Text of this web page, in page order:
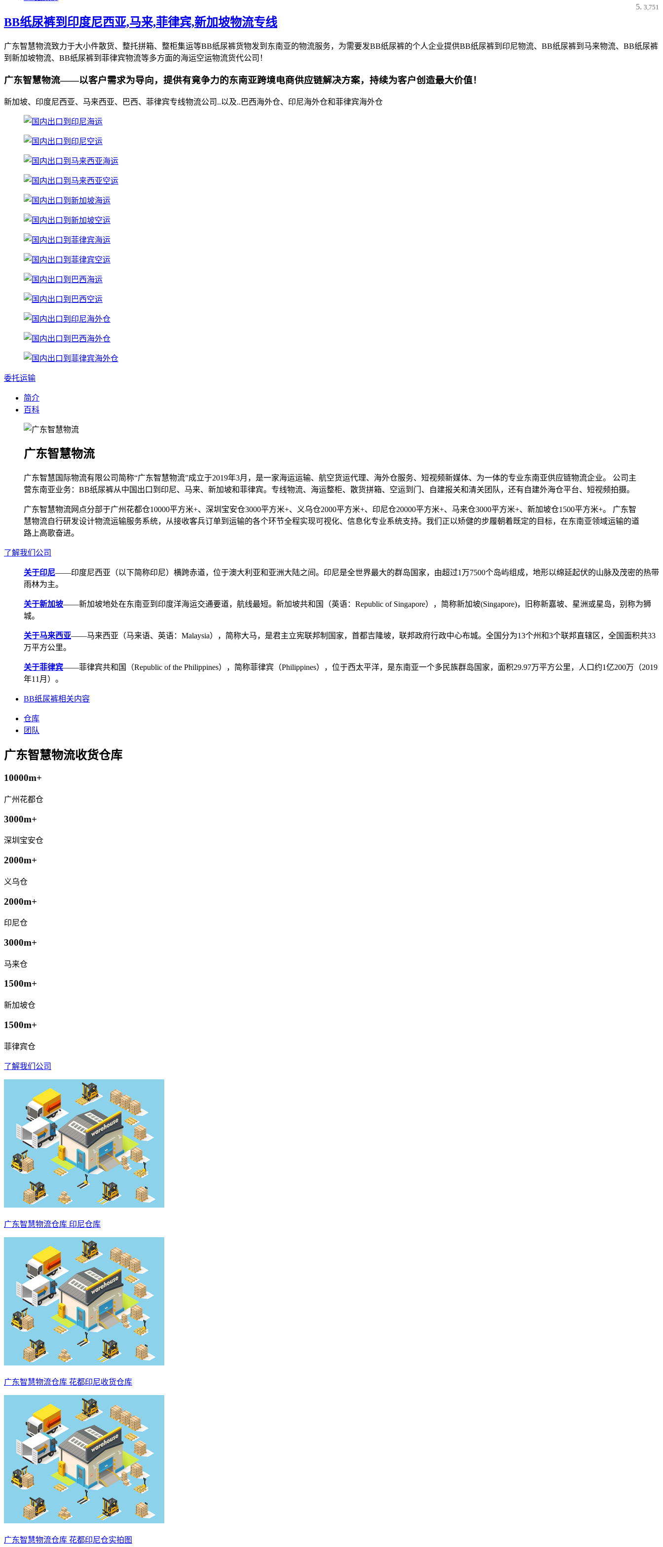
3,751
BB纸尿裤到印度尼西亚,马来,菲律宾,新加坡物流专线
广东智慧物流致力于大小件散货、整托拼箱、整柜集运等BB纸尿裤货物发到东南亚的物流服务，为需要发BB纸尿裤的个人企业提供BB纸尿裤到印尼物流、BB纸尿裤到马来物流、BB纸尿裤
到新加坡物流、BB纸尿裤到菲律宾物流等多方面的海运空运物流货代公司！
广东智慧物流——以客户需求为导向，提供有竟争力的东南亚跨境电商供应链解决方案，持续为客户创造最大价值！
新加坡、印度尼西亚、马来西亚、巴西、菲律宾专线物流公司..以及..巴西海外仓、印尼海外仓和菲律宾海外仓
委托运输
简介
百科
广东智慧物流
广东智慧国际物流有限公司简称“广东智慧物流”成立于2019年3月，是一家海运运输、航空货运代理、海外仓服务、短视频新媒体、为一体的专业东南亚供应链物流企业。 公司主
营东南亚业务：BB纸尿裤从中国出口到印尼、马来、新加坡和菲律宾。专线物流、海运整柜、散货拼箱、空运到门、自建报关和清关团队，还有自建外海仓平台、短视频拍摄。
广东智慧物流网点分部于广州花都仓10000平方米+、深圳宝安仓3000平方米+、义乌仓2000平方米+、印尼仓20000平方米+、马来仓3000平方米+、新加坡仓1500平方米+。 广东智
慧物流自行研发设计物流运输服务系统，从接收客兵订单到运输的各个环节全程实现可视化、信息化专业系统支持。我们正以矫健的步履朝着既定的目标，在东南亚领域运输的道
路上高歌奋进。
了解我们公司
关于印尼——印度尼西亚（以下简称印尼）横跨赤道，位于澳大利亚和亚洲大陆之间。印尼是全世界最大的群岛国家，由超过1万7500个岛屿组成，地形以绵延起伏的山脉及茂密的热带
雨林为主。
关于新加坡——新加坡地处在东南亚到印度洋海运交通要道，航线最短。新加坡共和国（英语：Republic of Singapore），简称新加坡(Singapore)，旧称新嘉坡、星洲或星岛，别称为狮
城。
关于马来西亚——马来西亚（马来语、英语：Malaysia），简称大马，是君主立宪联邦制国家，首都吉隆坡，联邦政府行政中心布城。全国分为13个州和3个联邦直辖区，全国面积共33
万平方公里。
关于菲律宾——菲律宾共和国（Republic of the Philippines），简称菲律宾（Philippines），位于西太平洋，是东南亚一个多民族群岛国家，面积29.97万平方公里，人口约1亿200万（2019
年11月）。
BB纸尿裤相关内容
仓库
团队
广东智慧物流收货仓库
10000m+
广州花都仓
3000m+
深圳宝安仓
2000m+
义乌仓
2000m+
印尼仓
3000m+
马来仓
1500m+
新加坡仓
1500m+
菲律宾仓
了解我们公司
广东智慧物流仓库 印尼仓库
广东智慧物流仓库 花都印尼收货仓库
广东智慧物流仓库 花都印尼仓实拍图